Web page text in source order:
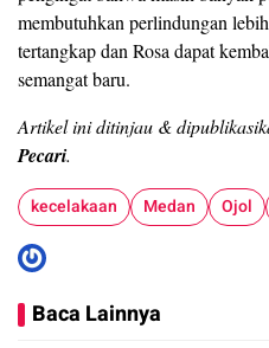
membutuhkan perlindungan
tertangkap dan Rosa dapat
semangat baru.
Artikel ini ditinjau &
Pecari.
kecelakaan Medan Ojol
Baca Lainnya